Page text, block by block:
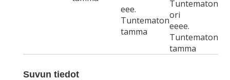
eee.
Tuntematon
tamma
Tuntematon
ori
eeee.
Tuntematon
tamma
Suvun tiedot